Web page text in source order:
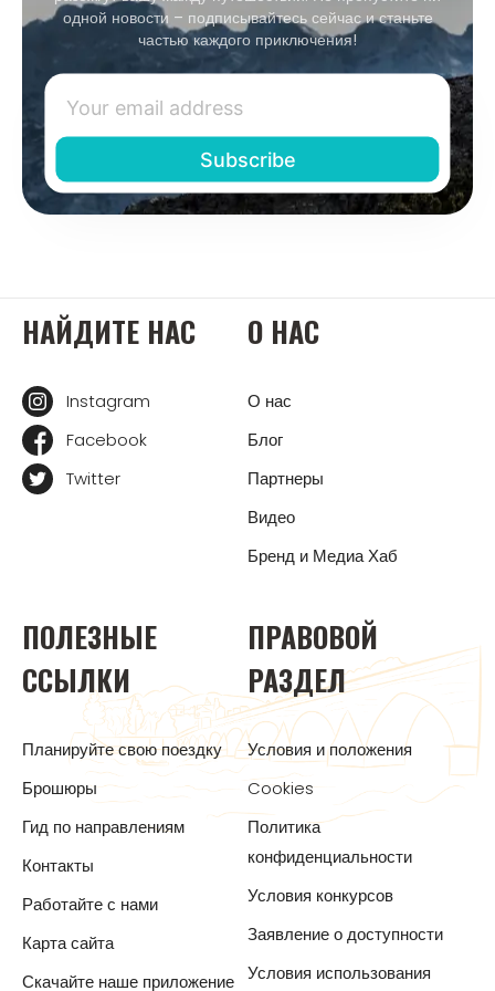
одной новости – подписывайтесь сейчас и станьте
частью каждого приключения!
НАЙДИТЕ НАС
Instagram
Facebook
Twitter
О НАС
О нас
Блог
Партнеры
Видео
Бренд и Медиа Хаб
ПОЛЕЗНЫЕ
ССЫЛКИ
Планируйте свою поездку
Брошюры
Гид по направлениям
Контакты
Работайте с нами
Карта сайта
Скачайте наше приложение
ПРАВОВОЙ
РАЗДЕЛ
Условия и положения
Cookies
Политика
конфиденциальности
Условия конкурсов
Заявление о доступности
Условия использования